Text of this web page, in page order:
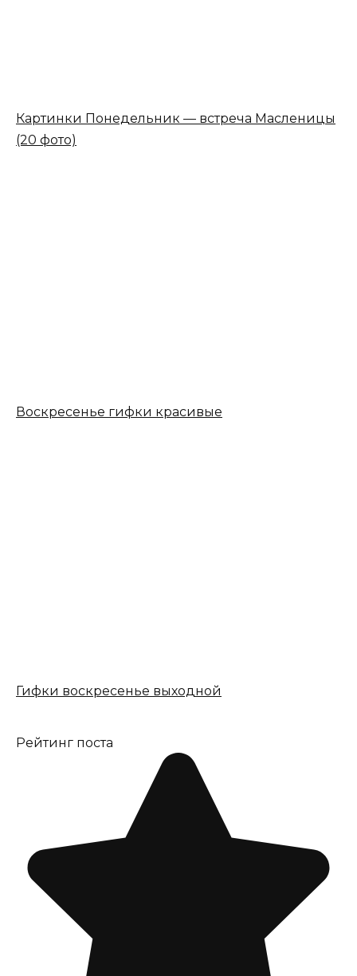
Картинки Понедельник — встреча Масленицы
(20 фото)
Воскресенье гифки красивые
Гифки воскресенье выходной
Рейтинг поста